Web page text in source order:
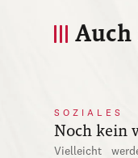
SOZIALES
Noch kein
Vielleicht